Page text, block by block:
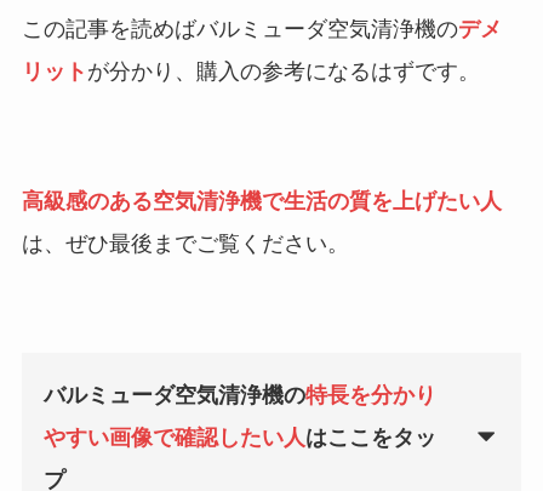
この記事を読めばバルミューダ空気清浄機のデメ
リット が分かり、購入の参考になるはずです。
高級感のある空気清浄機で生活の質を上げたい人
は、ぜひ最後までご覧ください。
バルミューダ空気清浄機の特長を分かり
やすい画像で確認したい人 はここをタッ
プ